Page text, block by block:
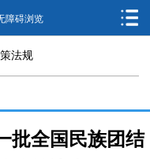
障碍浏览
法规
批全国民族团结